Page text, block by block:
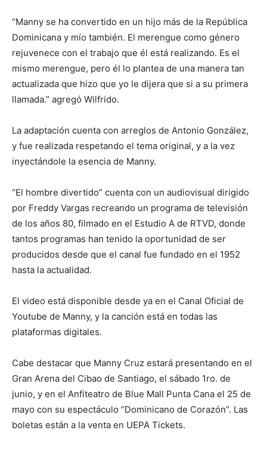
“Manny se ha convertido en un hijo más de la República
Dominicana y mío también. El merengue como género
rejuvenece con el trabajo que él está realizando. Es el
mismo merengue, pero él lo plantea de una manera tan
actualizada que hizo que yo le dijera que si a su primera
llamada.” agregó Wilfrido.
La adaptación cuenta con arreglos de Antonio González,
y fue realizada respetando el tema original, y a la vez
inyectándole la esencia de Manny.
“El hombre divertido” cuenta con un audiovisual dirigido
por Freddy Vargas recreando un programa de televisión
de los años 80, filmado en el Estudio A de RTVD, donde
tantos programas han tenido la oportunidad de ser
producidos desde que el canal fue fundado en el 1952
hasta la actualidad.
El video está disponible desde ya en el Canal Oficial de
Youtube de Manny, y la canción está en todas las
plataformas digitales.
Cabe destacar que Manny Cruz estará presentando en el
Gran Arena del Cibao de Santiago, el sábado 1ro. de
junio, y en el Anfiteatro de Blue Mall Punta Cana el 25 de
mayo con su espectáculo “Dominicano de Corazón”. Las
boletas están a la venta en UEPA Tickets.